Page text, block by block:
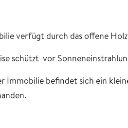
verfügt durch das offene
schützt vor
Immobilie befindet sich ein